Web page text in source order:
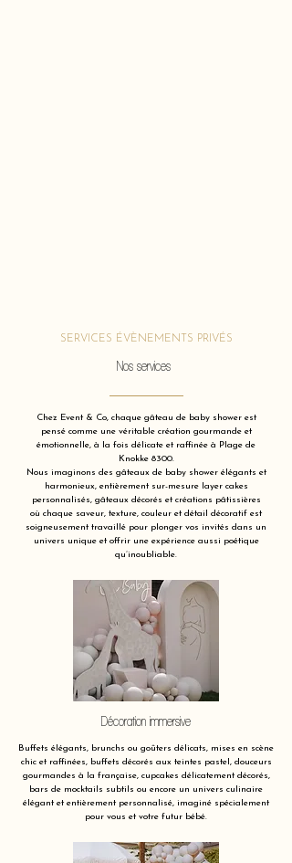
SERVICES ÉVÈNEMENTS PRIVÉS
Nos services
Chez Event & Co, chaque gâteau de baby shower est
pensé comme une véritable création gourmande et
émotionnelle, à la fois délicate et raffinée à Plage de
Knokke 8300.
Nous imaginons des gâteaux de baby shower élégants et
harmonieux, entièrement sur-mesure layer cakes
personnalisés, gâteaux décorés et créations pâtissières
où chaque saveur, texture, couleur et détail décoratif est
soigneusement travaillé pour plonger vos invités dans un
univers unique et offrir une expérience aussi poétique
qu’inoubliable.
Décoration immersive
Buffets élégants, brunchs ou goûters délicats, mises en scène
chic et raffinées, buffets décorés aux teintes pastel, douceurs
gourmandes à la française, cupcakes délicatement décorés,
bars de mocktails subtils ou encore un univers culinaire
élégant et entièrement personnalisé, imaginé spécialement
pour vous et votre futur bébé.